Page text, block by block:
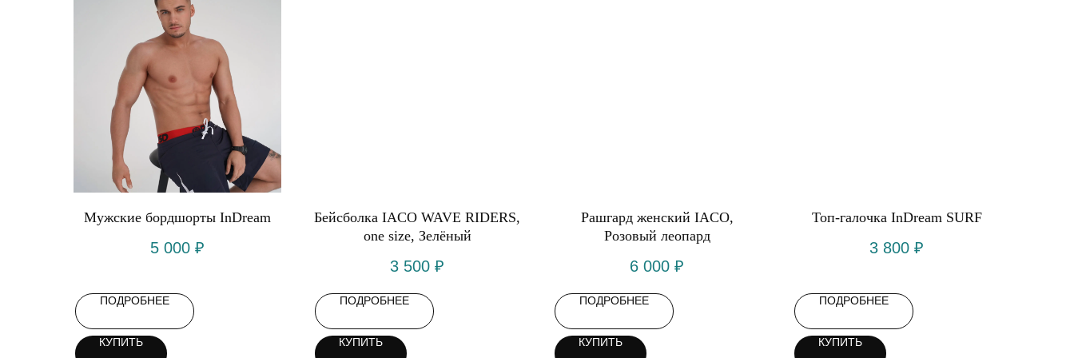
Мужские бордшорты InDream
5 000 ₽
ПОДРОБНЕЕ
КУПИТЬ
Бейсболка IACO WAVE RIDERS,
оne size, Зелёный
3 500 ₽
ПОДРОБНЕЕ
КУПИТЬ
Рашгард женский IACO,
Розовый леопард
6 000 ₽
ПОДРОБНЕЕ
КУПИТЬ
Топ-галочка InDream SURF
3 800 ₽
ПОДРОБНЕЕ
КУПИТЬ